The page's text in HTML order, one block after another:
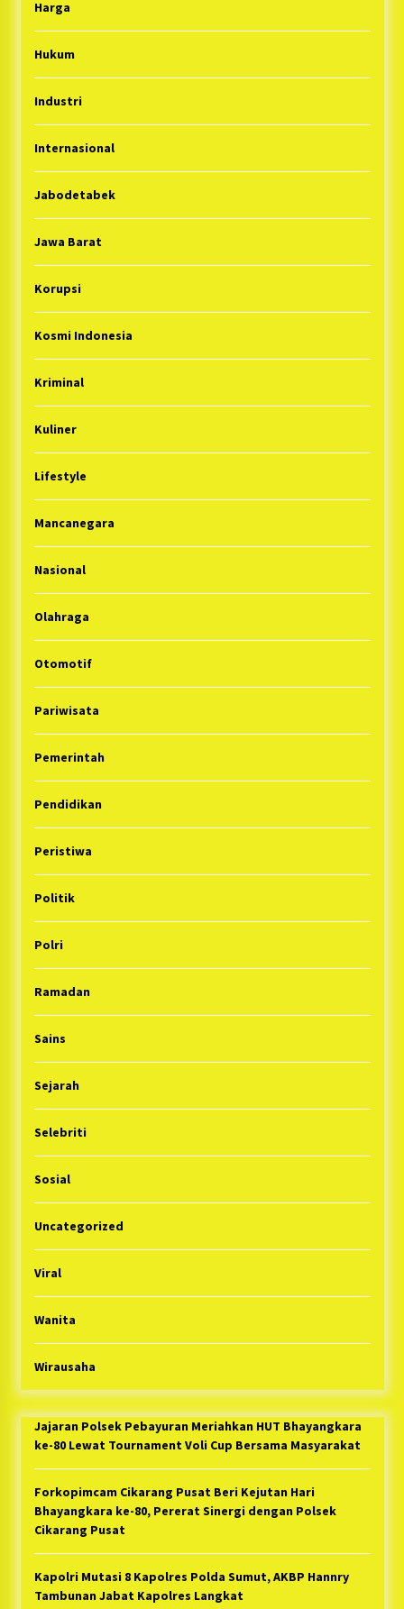
Harga
Hukum
Industri
Internasional
Jabodetabek
Jawa Barat
Korupsi
Kosmi Indonesia
Kriminal
Kuliner
Lifestyle
Mancanegara
Nasional
Olahraga
Otomotif
Pariwisata
Pemerintah
Pendidikan
Peristiwa
Politik
Polri
Ramadan
Sains
Sejarah
Selebriti
Sosial
Uncategorized
Viral
Wanita
Wirausaha
Jajaran Polsek Pebayuran Meriahkan HUT Bhayangkara
ke-80 Lewat Tournament Voli Cup Bersama Masyarakat
Forkopimcam Cikarang Pusat Beri Kejutan Hari
Bhayangkara ke-80, Pererat Sinergi dengan Polsek
Cikarang Pusat
Kapolri Mutasi 8 Kapolres Polda Sumut, AKBP Hannry
Tambunan Jabat Kapolres Langkat